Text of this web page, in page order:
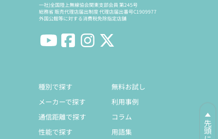
一社)全国陸上無線協会関東支部会員 第245号
総務省 販売代理店届出制度 代理店届出番号C1909977
外国公館等に対する消費税免除指定店舗
種別で探す
メーカーで探す
通信距離で探す
性能で探す
無料お試し
利用事例
コラム
用語集